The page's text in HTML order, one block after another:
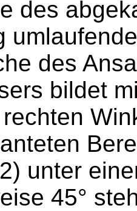
des
des
bildet
unter
45°